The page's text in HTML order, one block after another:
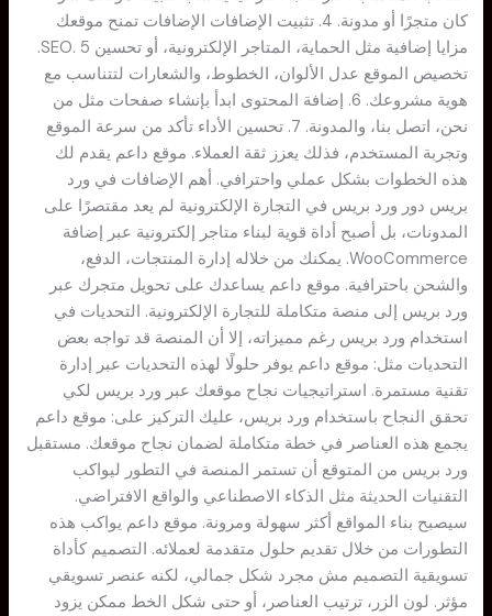
كان متجرًا أو مدونة. 4. تثبيت الإضافات الإضافات تمنح موقعك
مزايا إضافية مثل الحماية، المتاجر الإلكترونية، أو تحسين SEO. 5.
تخصيص الموقع عدل الألوان، الخطوط، والشعارات لتتناسب مع
هوية مشروعك. 6. إضافة المحتوى ابدأ بإنشاء صفحات مثل من
نحن، اتصل بنا، والمدونة. 7. تحسين الأداء تأكد من سرعة الموقع
وتجربة المستخدم، فذلك يعزز ثقة العملاء. موقع داعم يقدم لك
هذه الخطوات بشكل عملي واحترافي. أهم الإضافات في ورد
بريس دور ورد بريس في التجارة الإلكترونية لم يعد مقتصرًا على
المدونات، بل أصبح أداة قوية لبناء متاجر إلكترونية عبر إضافة
WooCommerce. يمكنك من خلاله إدارة المنتجات، الدفع،
والشحن باحترافية. موقع داعم يساعدك على تحويل متجرك عبر
ورد بريس إلى منصة متكاملة للتجارة الإلكترونية. التحديات في
استخدام ورد بريس رغم مميزاته، إلا أن المنصة قد تواجه بعض
التحديات مثل: موقع داعم يوفر حلولًا لهذه التحديات عبر إدارة
تقنية مستمرة. استراتيجيات نجاح موقعك عبر ورد بريس لكي
تحقق النجاح باستخدام ورد بريس، عليك التركيز على: موقع داعم
يجمع هذه العناصر في خطة متكاملة لضمان نجاح موقعك. مستقبل
ورد بريس من المتوقع أن تستمر المنصة في التطور ليواكب
التقنيات الحديثة مثل الذكاء الاصطناعي والواقع الافتراضي.
سيصبح بناء المواقع أكثر سهولة ومرونة. موقع داعم يواكب هذه
التطورات من خلال تقديم حلول متقدمة لعملائه. التصميم كأداة
تسويقية التصميم مش مجرد شكل جمالي، لكنه عنصر تسويقي
مؤثر. لون الزر، ترتيب العناصر، أو حتى شكل الخط ممكن يزود